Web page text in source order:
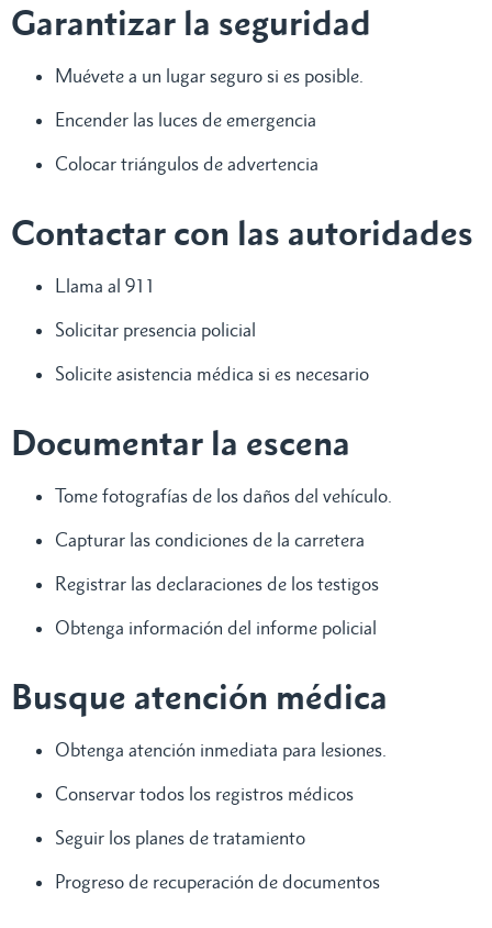
Garantizar la seguridad
Muévete a un lugar seguro si es posible.
Encender las luces de emergencia
Colocar triángulos de advertencia
Contactar con las autoridades
Llama al 911
Solicitar presencia policial
Solicite asistencia médica si es necesario
Documentar la escena
Tome fotografías de los daños del vehículo.
Capturar las condiciones de la carretera
Registrar las declaraciones de los testigos
Obtenga información del informe policial
Busque atención médica
Obtenga atención inmediata para lesiones.
Conservar todos los registros médicos
Seguir los planes de tratamiento
Progreso de recuperación de documentos